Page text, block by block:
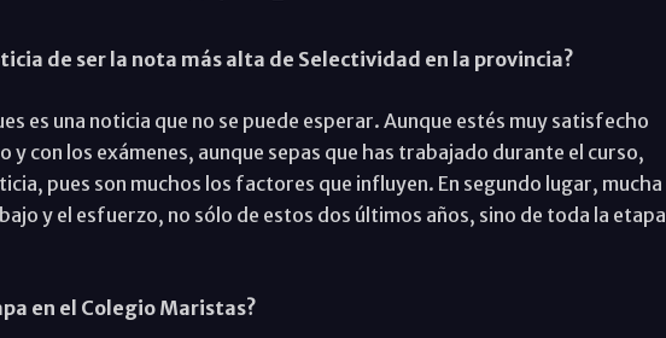
de ser la nota más alta de Selectividad en la provincia?
es una noticia que no se puede esperar. Aunque estés muy satisfecho
y con los exámenes, aunque sepas que has trabajado durante el curso,
pues son muchos los factores que influyen. En segundo lugar, mucha
y el esfuerzo, no sólo de estos dos últimos años, sino de toda la etapa
en el Colegio Maristas?